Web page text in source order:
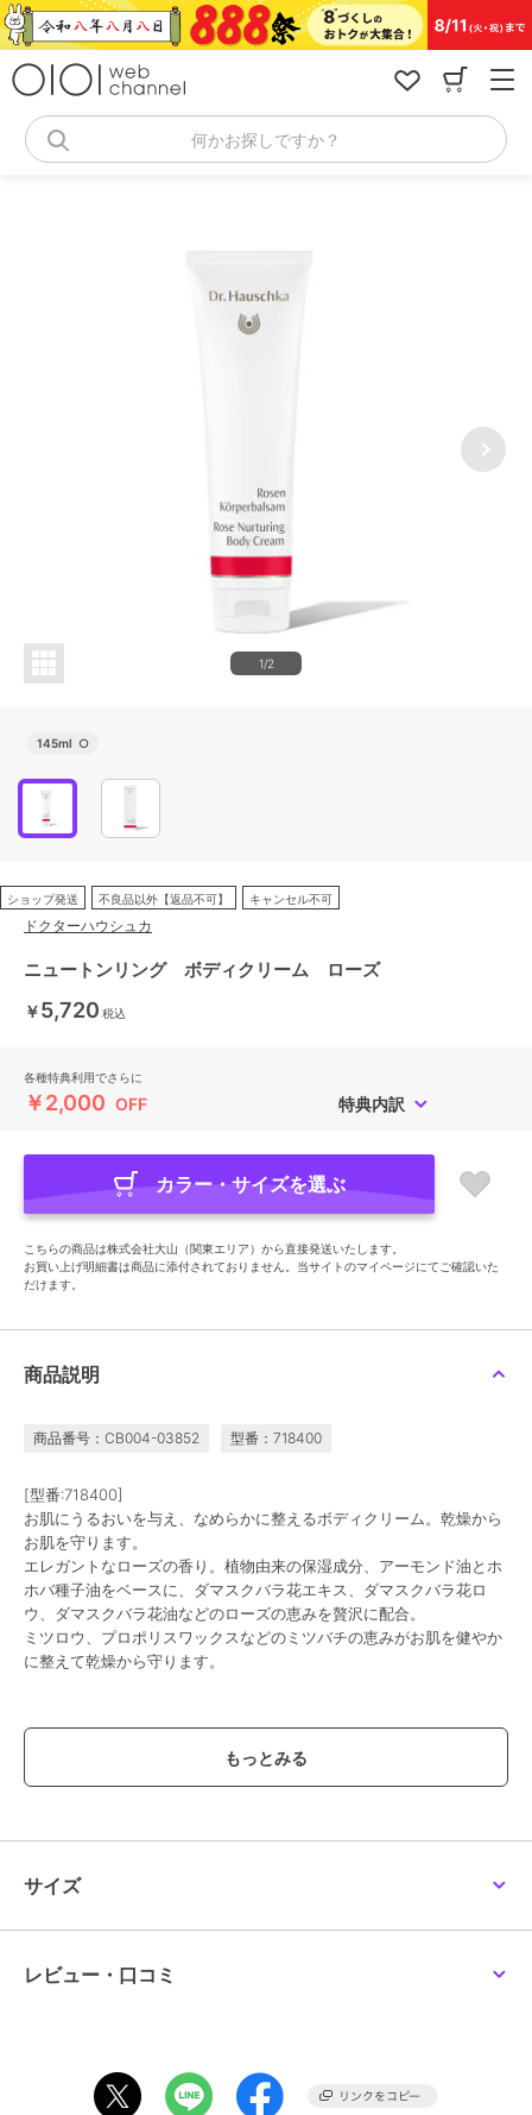
コ
ン
何かお探しですか？
1/2
145ml ○
ショップ発送 不良品以外【返品不可】 キャンセル不可
ドクターハウシュカ
ニュートンリング ボディクリーム ローズ
￥5,720 税込
各種特典利用でさらに
￥2,000 OFF 特典内訳
カラー・サイズを選ぶ
こちらの商品は株式会社大山（関東エリア）から直接発送いたします。
お買い上げ明細書は商品に添付されておりません。当サイトのマイページにてご確認いた
だけます。
商品説明
商品番号：CB004-03852 型番：718400
[型番:718400]
お肌にうるおいを与え、なめらかに整えるボディクリーム。乾燥から
お肌を守ります。
エレガントなローズの香り。植物由来の保湿成分、アーモンド油とホ
ホバ種子油をベースに、ダマスクバラ花エキス、ダマスクバラ花ロ
ウ、ダマスクバラ花油などのローズの恵みを贅沢に配合。
ミツロウ、プロポリスワックスなどのミツバチの恵みがお肌を健やか
に整えて乾燥から守ります。
【使用方法】
適量を手のひらにとり、まんべんなく肌にのばしてなじませます。入
浴やシャワー後の肌が温まり、湿った状態で塗布するとよりなじみや
水、ダマスクバラ花エキス、アーモンド油、エタノール、グリセリ
ン、クインスシードエキス、ホホバ種子油、シア脂、リゾレシチン、
ラ花ロウ、プロポリスワックス、レシチン、ダマスクバラ花油、香料
ブランド ドクターハウシュカ
サイズ
レビュー・口コミ